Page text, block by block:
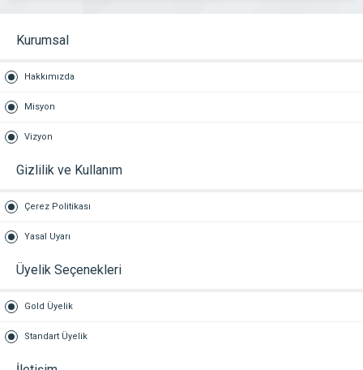
Kurumsal
Hakkımızda
Misyon
Vizyon
Gizlilik ve Kullanım
Çerez Politikası
Yasal Uyarı
Üyelik Seçenekleri
Gold Üyelik
Standart Üyelik